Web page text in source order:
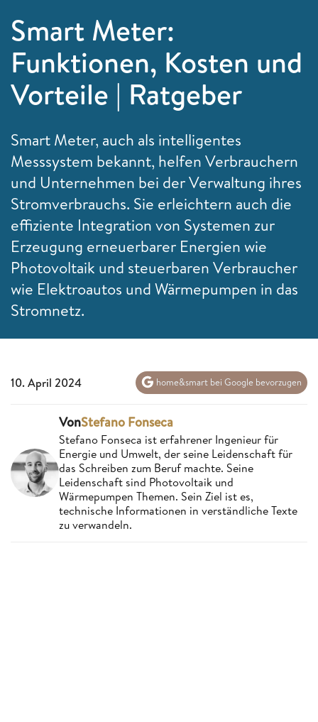
Smart Meter:
Funktionen, Kosten und
Vorteile | Ratgeber
Smart Meter, auch als intelligentes
Messsystem bekannt, helfen Verbrauchern
und Unternehmen bei der Verwaltung ihres
Stromverbrauchs. Sie erleichtern auch die
effiziente Integration von Systemen zur
Erzeugung erneuerbarer Energien wie
Photovoltaik und steuerbaren Verbraucher
wie Elektroautos und Wärmepumpen in das
Stromnetz.
10. April 2024 home&smart bei Google bevorzugen
VonStefano Fonseca
Stefano Fonseca ist erfahrener Ingenieur für
Energie und Umwelt, der seine Leidenschaft für
das Schreiben zum Beruf machte. Seine
Leidenschaft sind Photovoltaik und
Wärmepumpen Themen. Sein Ziel ist es,
technische Informationen in verständliche Texte
zu verwandeln.